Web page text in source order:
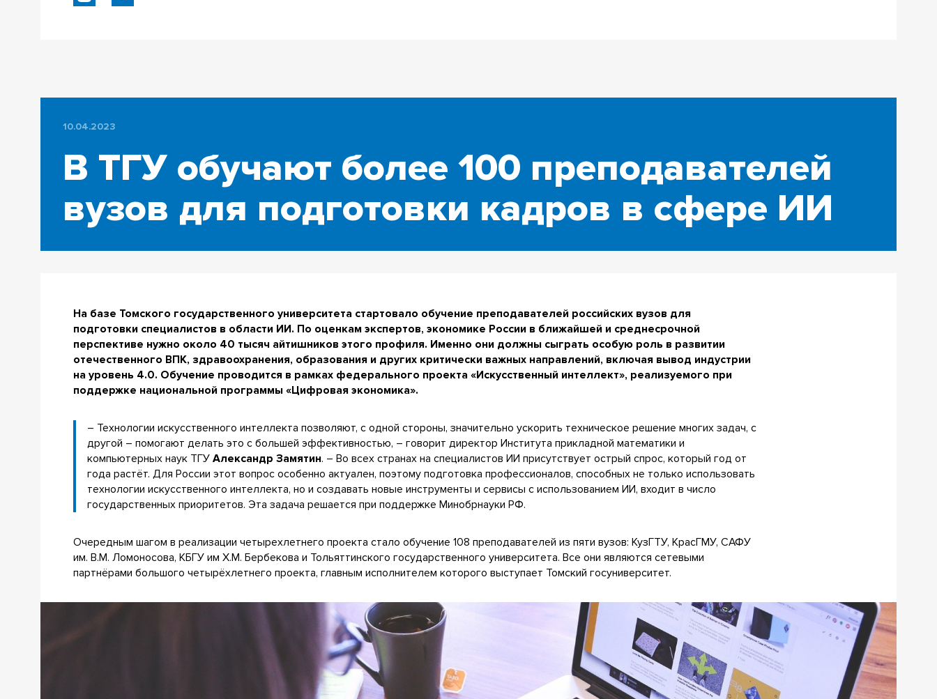
10.04.2023
В ТГУ обучают более 100 преподавателей
вузов для подготовки кадров в сфере ИИ
На базе Томского государственного университета стартовало обучение преподавателей российских вузов для
подготовки специалистов в области ИИ. По оценкам экспертов, экономике России в ближайшей и среднесрочной
перспективе нужно около 40 тысяч айтишников этого профиля. Именно они должны сыграть особую роль в развитии
отечественного ВПК, здравоохранения, образования и других критически важных направлений, включая вывод индустрии
на уровень 4.0. Обучение проводится в рамках федерального проекта «Искусственный интеллект», реализуемого при
поддержке национальной программы «Цифровая экономика».
– Технологии искусственного интеллекта позволяют, с одной стороны, значительно ускорить техническое решение многих задач, с
другой – помогают делать это с большей эффективностью, – говорит директор Института прикладной математики и
компьютерных наук ТГУ Александр Замятин. – Во всех странах на специалистов ИИ присутствует острый спрос, который год от
года растёт. Для России этот вопрос особенно актуален, поэтому подготовка профессионалов, способных не только использовать
технологии искусственного интеллекта, но и создавать новые инструменты и сервисы с использованием ИИ, входит в число
государственных приоритетов. Эта задача решается при поддержке Минобрнауки РФ.
Очередным шагом в реализации четырехлетнего проекта стало обучение 108 преподавателей из пяти вузов: КузГТУ, КрасГМУ, САФУ
им. В.М. Ломоносова, КБГУ им Х.М. Бербекова и Тольяттинского государственного университета. Все они являются сетевыми
партнёрами большого четырёхлетнего проекта, главным исполнителем которого выступает Томский госуниверситет.